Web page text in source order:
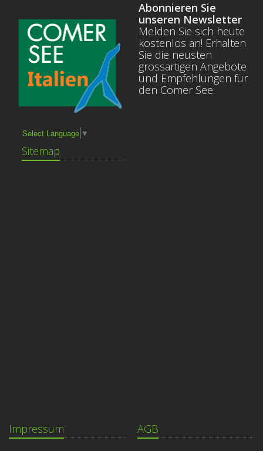
Select Language ▼
Sitemap
Abonnieren Sie
unseren Newsletter
Melden Sie sich heute
kostenlos an! Erhalten
Sie die neusten
grossartigen Angebote
und Empfehlungen für
den Comer See.
Impressum AGB